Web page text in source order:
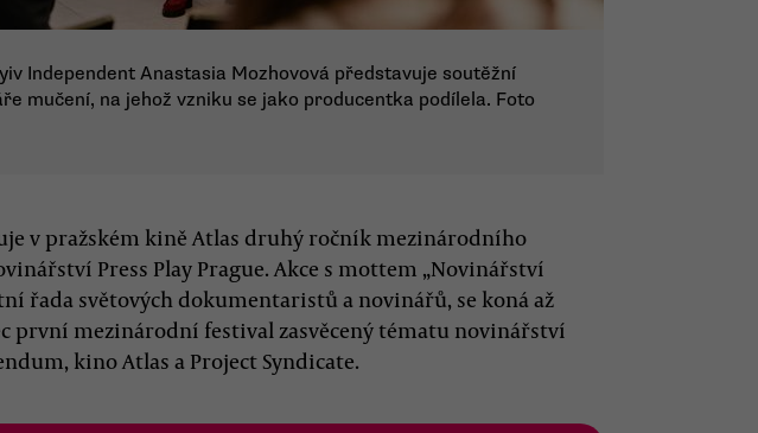
Independent Anastasia Mozhovová představuje soutěžní
mučení, na jehož vzniku se jako producentka podílela. Foto
v pražském kině Atlas druhý ročník mezinárodního
Press Play Prague. Akce s mottem „Novinářství
řada světových dokumentaristů a novinářů, se koná až
první mezinárodní festival zasvěcený tématu novinářství
kino Atlas a Project Syndicate.